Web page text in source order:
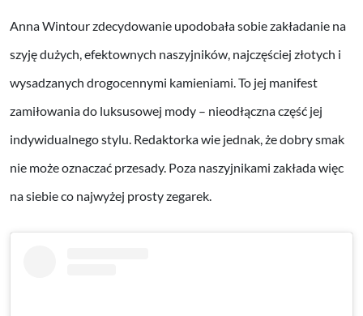
Anna Wintour zdecydowanie upodobała sobie zakładanie na
szyję dużych, efektownych naszyjników, najczęściej złotych i
wysadzanych drogocennymi kamieniami. To jej manifest
zamiłowania do luksusowej mody – nieodłączna część jej
indywidualnego stylu. Redaktorka wie jednak, że dobry smak
nie może oznaczać przesady. Poza naszyjnikami zakłada więc
na siebie co najwyżej prosty zegarek.